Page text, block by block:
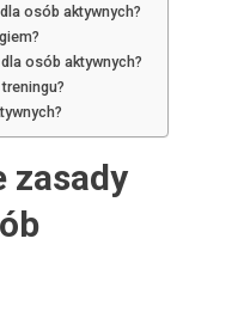
osób aktywnych?
osób aktywnych?
zasady